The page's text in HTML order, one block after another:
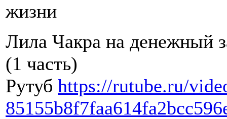
жизни
Лила Чакра на денежный
(1 часть)
Рутуб https://rutube.ru/